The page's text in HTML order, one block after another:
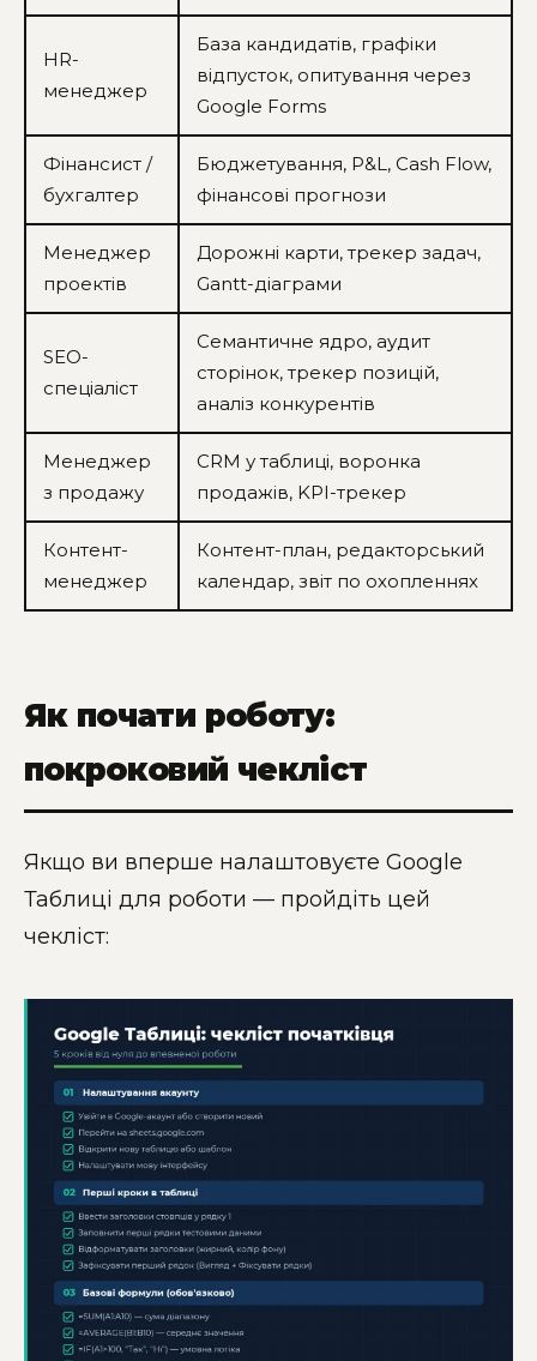
HR-
менеджер
База кандидатів, графіки
відпусток, опитування через
Google Forms
Фінансист /
бухгалтер
Бюджетування, P&L, Cash Flow,
фінансові прогнози
Менеджер
проектів
Дорожні карти, трекер задач,
Gantt-діаграми
SEO-
спеціаліст
Семантичне ядро, аудит
сторінок, трекер позицій,
аналіз конкурентів
Менеджер
з продажу
CRM у таблиці, воронка
продажів, KPI-трекер
Контент-
менеджер
Контент-план, редакторський
календар, звіт по охопленнях
Як почати роботу:
покроковий чекліст
Якщо ви вперше налаштовуєте Google
Таблиці для роботи — пройдіть цей
чекліст: